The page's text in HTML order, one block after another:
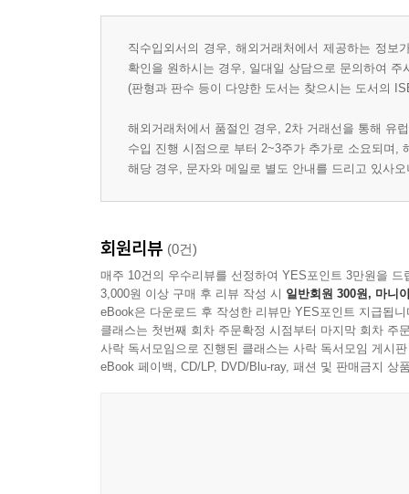
직수입외서의 경우, 해외거래처에서 제공하는 정
확인을 원하시는 경우, 일대일 상담으로 문의하여 주
(판형과 판수 등이 다양한 도서는 찾으시는 도서의
해외거래처에서 품절인 경우, 2차 거래선을 통해 유
수입 진행 시점으로 부터 2~3주가 추가로 소요되며,
해당 경우, 문자와 메일로 별도 안내를 드리고 있사
회원리뷰 (0건)
매주 10건의 우수리뷰를 선정하여 YES포인트 3만원을 드
3,000원 이상 구매 후 리뷰 작성 시 일반회원 300원, 마니
eBook은 다운로드 후 작성한 리뷰만 YES포인트 지급됩니
클래스는 첫번째 회차 주문확정 시점부터 마지막 회차 주
사락 독서모임으로 진행된 클래스는 사락 독서모임 게시
eBook 페이백, CD/LP, DVD/Blu-ray, 패션 및 판매금지 상